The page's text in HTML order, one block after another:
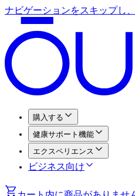
ナビゲーションをスキップし
購入する
健康サポート機能
エクスペリエンス
ビジネス向け